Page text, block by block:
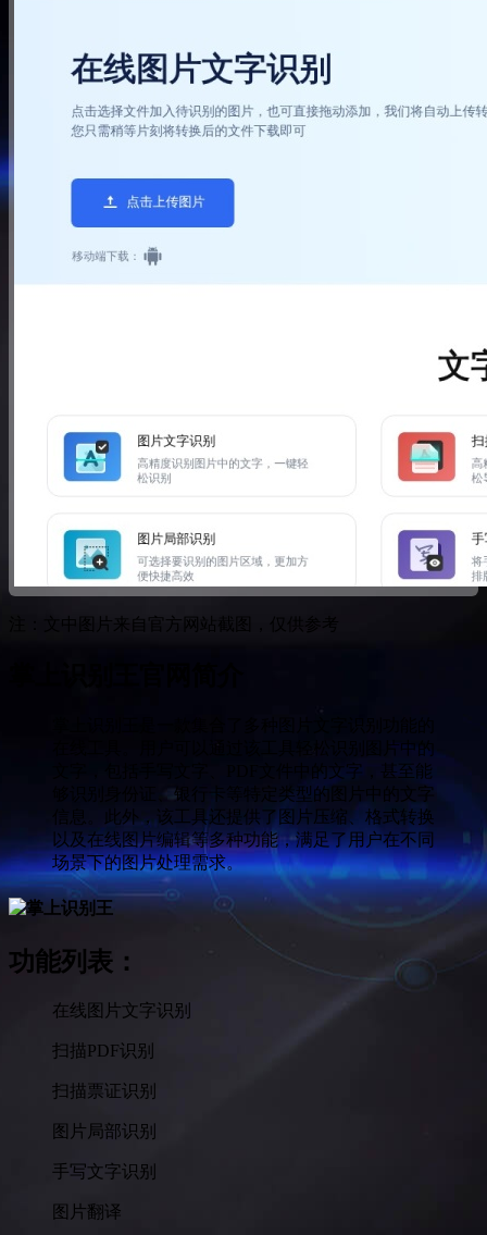
注：文中图片来自官方网站截图，仅供参考
在线工具。用户可以通过该工具轻松识别图片中的
文字，包括手写文字、PDF文件中的文字，甚至能
够识别身份证、银行卡等特定类型的图片中的文字
信息。此外，该工具还提供了图片压缩、格式转换
以及在线图片编辑等多种功能，满足了用户在不同
场景下的图片处理需求。
功能列表 ：
在线图片文字识别
扫描PDF识别
扫描票证识别
图片局部识别
手写文字识别
图片翻译